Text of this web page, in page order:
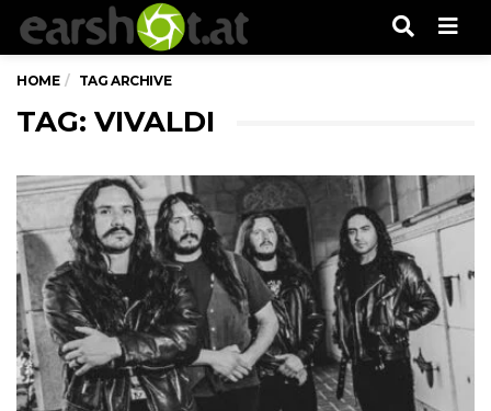
HOME TAG ARCHIVE
TAG: VIVALDI